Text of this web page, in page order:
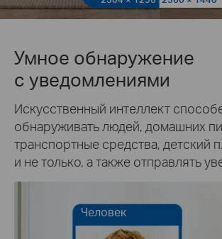
Умное обнаружение
с уведомлениями
Искусственный интеллект
обнаруживать людей, домашних
транспортные средства, детский
и не только, а также отправлять
Человек